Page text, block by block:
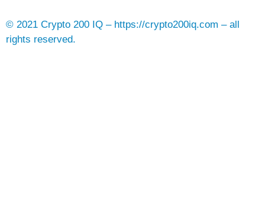
© 2021 Crypto 200 IQ – https://crypto200iq.com – all
rights reserved.